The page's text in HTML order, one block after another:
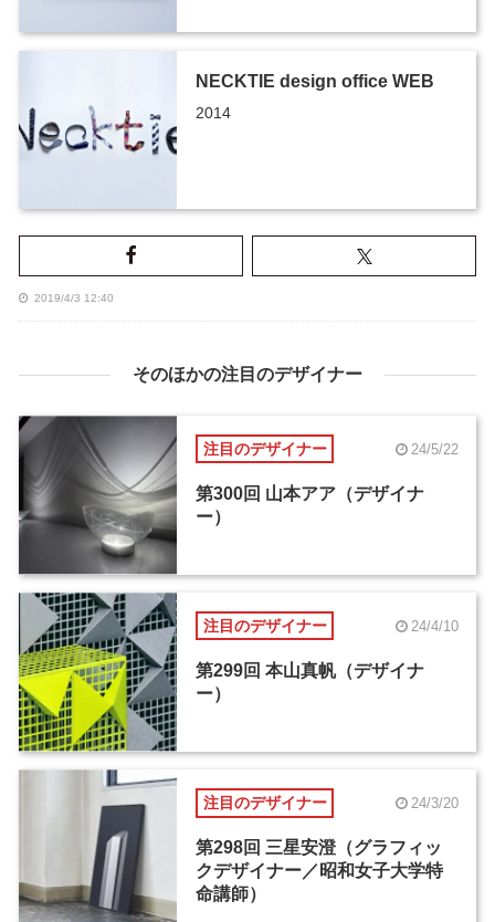
NECKTIE design office WEB
2014
2019/4/3 12:40
そのほかの注目のデザイナー
注目のデザイナー 24/5/22
第300回 山本アア（デザイナ
ー）
注目のデザイナー 24/4/10
第299回 本山真帆（デザイナ
ー）
注目のデザイナー 24/3/20
第298回 三星安澄（グラフィッ
クデザイナー／昭和女子大学特
命講師）